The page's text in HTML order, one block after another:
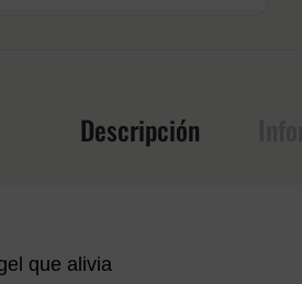
Descripción
que alivia